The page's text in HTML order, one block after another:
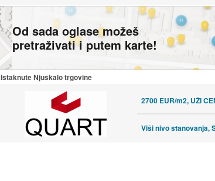
Od sada oglase možeš
pretraživati i putem karte!
Istaknute Njuškalo trgovine